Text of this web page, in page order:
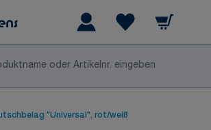
Warenkorb
"Universal", rot/weiß